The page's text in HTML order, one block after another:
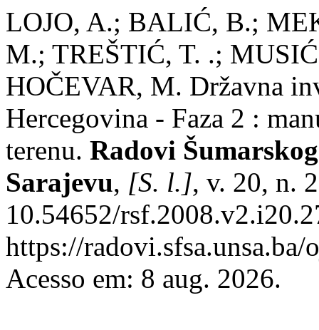
LOJO, A.; BALIĆ, B.;
M.; TREŠTIĆ, T. .;
HOČEVAR, M. Državna
Hercegovina - Faza 2 :
terenu. Radovi
Sarajevu, [S. l.], v. 20, n.
10.54652/
https://
Acesso em: 8 aug. 2026.